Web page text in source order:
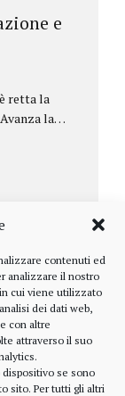
contenuti ed
analizzare il nostro
cui viene utilizzato
dei dati web,
con altre
attraverso il suo
se sono
sito. Per tutti gli altri
e
retta la
la
che
da
dalle
della
afferma